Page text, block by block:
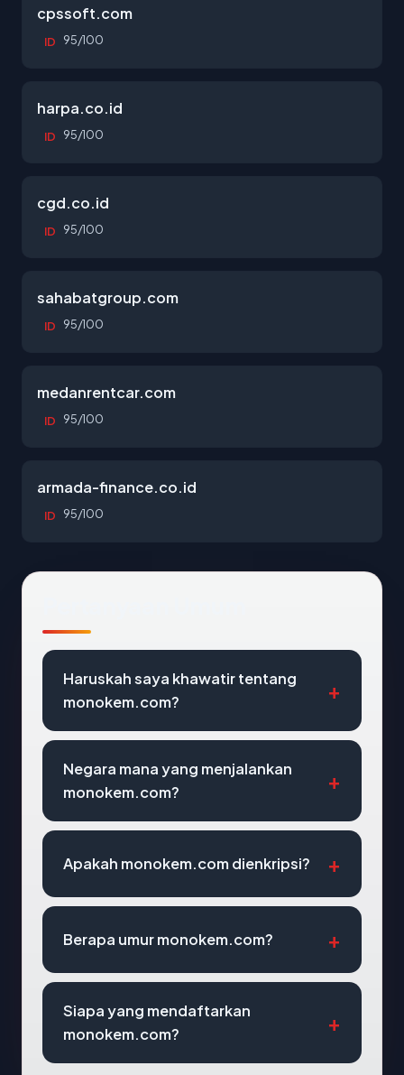
cpssoft.com
ID 95/100
harpa.co.id
ID 95/100
cgd.co.id
ID 95/100
sahabatgroup.com
ID 95/100
medanrentcar.com
ID 95/100
armada-finance.co.id
ID 95/100
Haruskah saya khawatir tentang
monokem.com?
Negara mana yang menjalankan
monokem.com?
Apakah monokem.com dienkripsi?
Berapa umur monokem.com?
Siapa yang mendaftarkan
monokem.com?